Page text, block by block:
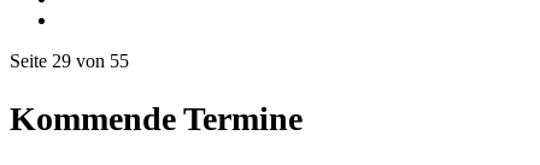
Seite 29 von 55
Kommende Termine